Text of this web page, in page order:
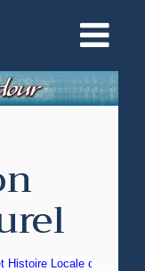
Histoire Locale du Bas